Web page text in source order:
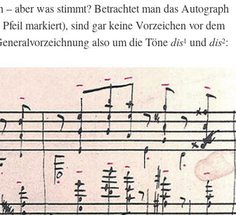
aber was stimmt? Be­trach­tet man das Au­to­graph
mar­kiert), sind gar keine Vor­zei­chen vor dem
also um die Tönedis1 und dis2: